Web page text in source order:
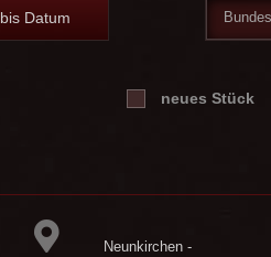
neues Stück
Neunkirchen -